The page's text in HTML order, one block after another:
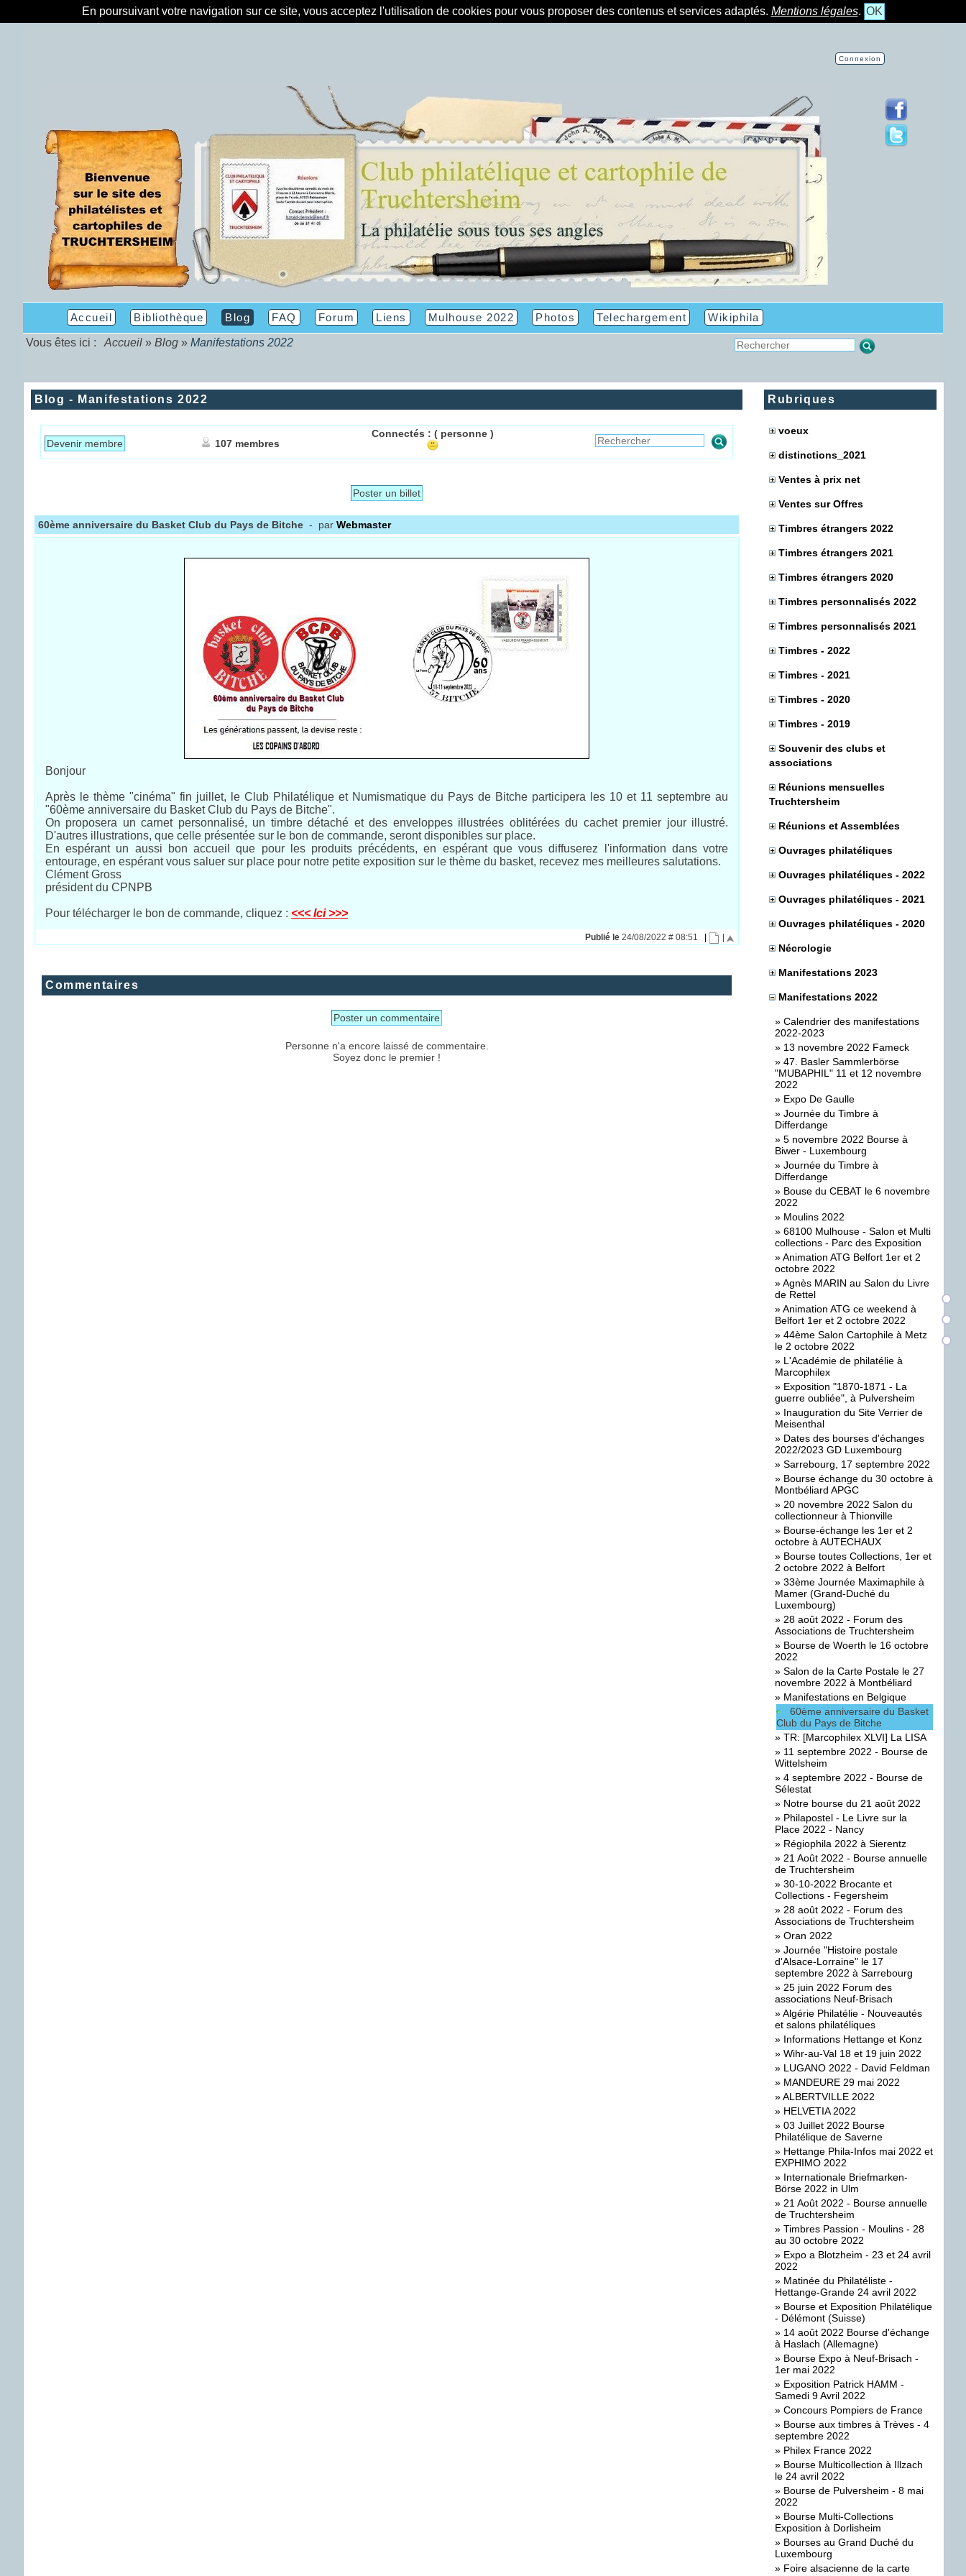
En poursuivant votre navigation sur ce site, vous acceptez l'utilisation de cookies pour vous proposer des contenus et services adaptés. Mentions légales. OK
Connexion
Accueil Bibliothèque Blog FAQ Forum Liens Mulhouse 2022 Photos Telechargement Wikiphila
Vous êtes ici : Accueil » Blog » Manifestations 2022
Blog - Manifestations 2022
Devenir membre 107 membres
Connectés : ( personne )
Poster un billet
60ème anniversaire du Basket Club du Pays de Bitche - par Webmaster
Bonjour
Après le thème "cinéma" fin juillet, le Club Philatélique et Numismatique du Pays de Bitche participera les 10 et 11 septembre au
"60ème anniversaire du Basket Club du Pays de Bitche".
On proposera un carnet personnalisé, un timbre détaché et des enveloppes illustrées oblitérées du cachet premier jour illustré.
D'autres illustrations, que celle présentée sur le bon de commande, seront disponibles sur place.
En espérant un aussi bon accueil que pour les produits précédents, en espérant que vous diffuserez l'information dans votre
entourage, en espérant vous saluer sur place pour notre petite exposition sur le thème du basket, recevez mes meilleures salutations.
Clément Gross
président du CPNPB
Pour télécharger le bon de commande, cliquez : <<< Ici >>>
Publié le 24/08/2022 # 08:51
Commentaires
Poster un commentaire
Personne n'a encore laissé de commentaire.
Soyez donc le premier !
Rubriques
voeux
distinctions_2021
Ventes à prix net
Ventes sur Offres
Timbres étrangers 2022
Timbres étrangers 2021
Timbres étrangers 2020
Timbres personnalisés 2022
Timbres personnalisés 2021
Timbres - 2022
Timbres - 2021
Timbres - 2020
Timbres - 2019
Souvenir des clubs et
associations
Réunions mensuelles
Truchtersheim
Réunions et Assemblées
Ouvrages philatéliques
Ouvrages philatéliques - 2022
Ouvrages philatéliques - 2021
Ouvrages philatéliques - 2020
Nécrologie
Manifestations 2023
Manifestations 2022
» Calendrier des manifestations
2022-2023
» 13 novembre 2022 Fameck
» 47. Basler Sammlerbörse
"MUBAPHIL" 11 et 12 novembre
2022
» Expo De Gaulle
» Journée du Timbre à
Differdange
» 5 novembre 2022 Bourse à
Biwer - Luxembourg
» Journée du Timbre à
Differdange
» Bouse du CEBAT le 6 novembre
2022
» Moulins 2022
» 68100 Mulhouse - Salon et Multi
collections - Parc des Exposition
»Animation ATG Belfort 1er et 2
octobre 2022
»Agnès MARIN au Salon du Livre
de Rettel
»Animation ATG ce weekend à
Belfort 1er et 2 octobre 2022
» 44ème Salon Cartophile à Metz
le 2 octobre 2022
» L'Académie de philatélie à
Marcophilex
» Exposition "1870-1871 - La
guerre oubliée", à Pulversheim
» Inauguration du Site Verrier de
Meisenthal
» Dates des bourses d'échanges
2022/2023 GD Luxembourg
» Sarrebourg, 17 septembre 2022
» Bourse échange du 30 octobre à
Montbéliard APGC
» 20 novembre 2022 Salon du
collectionneur à Thionville
» Bourse-échange les 1er et 2
octobre à AUTECHAUX
» Bourse toutes Collections, 1er et
2 octobre 2022 à Belfort
» 33ème Journée Maximaphile à
Mamer (Grand-Duché du
Luxembourg)
» 28 août 2022 - Forum des
Associations de Truchtersheim
» Bourse de Woerth le 16 octobre
2022
» Salon de la Carte Postale le 27
novembre 2022 à Montbéliard
» Manifestations en Belgique
60ème anniversaire du Basket
Club du Pays de Bitche
» TR: [Marcophilex XLVI] La LISA
» 11 septembre 2022 - Bourse de
Wittelsheim
» 4 septembre 2022 - Bourse de
Sélestat
» Notre bourse du 21 août 2022
» Philapostel - Le Livre sur la
Place 2022 - Nancy
» Régiophila 2022 à Sierentz
» 21 Août 2022 - Bourse annuelle
de Truchtersheim
» 30-10-2022 Brocante et
Collections - Fegersheim
» 28 août 2022 - Forum des
Associations de Truchtersheim
» Oran 2022
» Journée "Histoire postale
d'Alsace-Lorraine" le 17
septembre 2022 à Sarrebourg
» 25 juin 2022 Forum des
associations Neuf-Brisach
»Algérie Philatélie - Nouveautés
et salons philatéliques
» Informations Hettange et Konz
» Wihr-au-Val 18 et 19 juin 2022
» LUGANO 2022 - David Feldman
» MANDEURE 29 mai 2022
»ALBERTVILLE 2022
» HELVETIA 2022
» 03 Juillet 2022 Bourse
Philatélique de Saverne
» Hettange Phila-Infos mai 2022 et
EXPHIMO 2022
» Internationale Briefmarken-
Börse 2022 in Ulm
» 21 Août 2022 - Bourse annuelle
de Truchtersheim
» Timbres Passion - Moulins - 28
au 30 octobre 2022
» Expo a Blotzheim - 23 et 24 avril
2022
» Matinée du Philatéliste -
Hettange-Grande 24 avril 2022
» Bourse et Exposition Philatélique
- Délémont (Suisse)
» 14 août 2022 Bourse d'échange
à Haslach (Allemagne)
» Bourse Expo à Neuf-Brisach -
1er mai 2022
» Exposition Patrick HAMM -
Samedi 9 Avril 2022
» Concours Pompiers de France
» Bourse aux timbres à Trèves - 4
septembre 2022
» Philex France 2022
» Bourse Multicollection à Illzach
le 24 avril 2022
» Bourse de Pulversheim - 8 mai
2022
» Bourse Multi-Collections
Exposition à Dorlisheim
» Bourses au Grand Duché du
Luxembourg
» Foire alsacienne de la carte